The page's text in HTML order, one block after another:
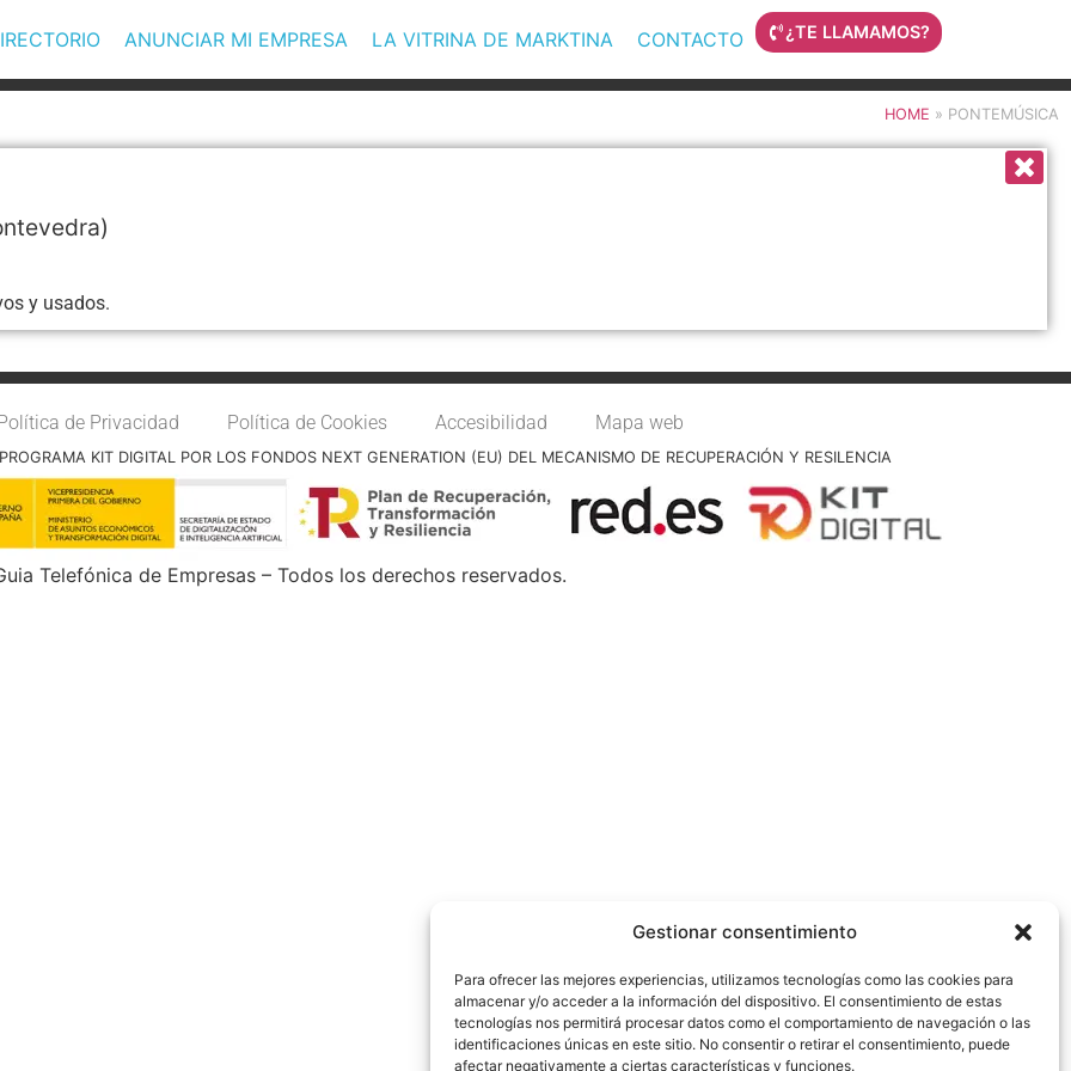
Gestionar consentimiento
Para ofrecer las mejores experiencias, utilizamos tecnologías como las cookies para
almacenar y/o acceder a la información del dispositivo. El consentimiento de estas
tecnologías nos permitirá procesar datos como el comportamiento de navegación o las
identificaciones únicas en este sitio. No consentir o retirar el consentimiento, puede
afectar negativamente a ciertas características y funciones.
ANUNCIAR MI EMPRESA LA VITRINA DE MARKTINA CONTACTO ¿TE LLAMAMOS?
HOME » PONTEMÚSICA
y usados.
de Privacidad Política de Cookies Accesibilidad Mapa web
KIT DIGITAL POR LOS FONDOS NEXT GENERATION (EU) DEL MECANISMO DE RECUPERACIÓN Y RESILENCIA
Telefónica de Empresas – Todos los derechos reservados.